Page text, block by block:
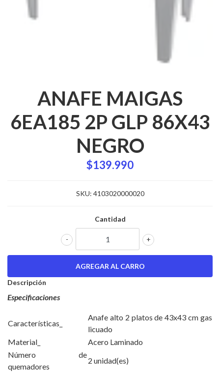
ANAFE MAIGAS
6EA185 2P GLP 86X43
NEGRO
$139.990
SKU: 4103020000020
Cantidad
+
-
Descripción
Especificaciones
Características_
Anafe alto 2 platos de 43x43 cm gas
licuado
Material_
Acero Laminado
Número de
quemadores
2 unidad(es)